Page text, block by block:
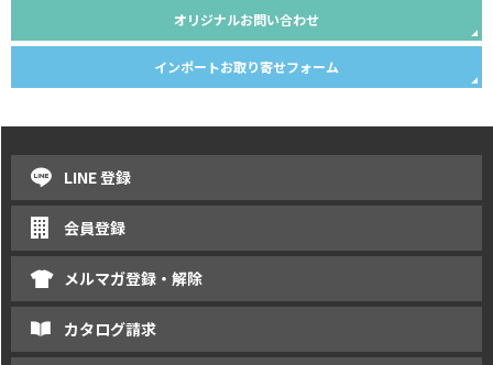
オリジナルお問い合わせ
インポートお取り寄せフォーム
LINE 登録
会員登録
メルマガ登録・解除
カタログ請求